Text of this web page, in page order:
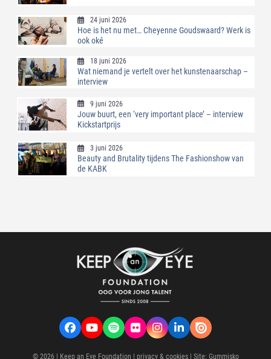
24 juni 2026
Hoe is het nu met… Cheyenne Goudswaard? Werk is
ook oké
18 juni 2026
Wat niemand je vertelt over het kunstenaarschap –
interview
9 juni 2026
Jouw buurt, een ‘very important place’ – interview
Kickstartprijs
3 juni 2026
Beauty and Brutality tijdens The Fashionshow van
de KABK
Facebook
YouTubeSpotifyFlickrInstagram
LinkedIn
VK
© 2026 | Keep an Eye Foundation | privacy & cookies| Site: Gummisko